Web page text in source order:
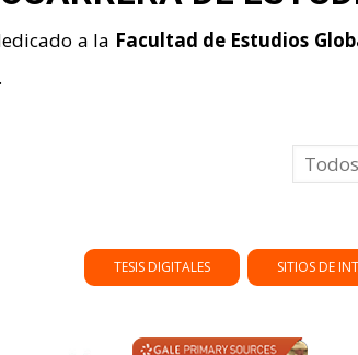
a la Facultad de Estudios
TESIS DIGITALES SITIOS DE